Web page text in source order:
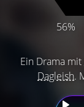
56%
Ein Drama mit
Dagleish.